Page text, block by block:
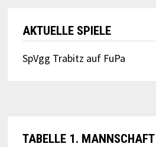
AKTUELLE SPIELE
SpVgg Trabitz auf FuPa
TABELLE 1. MANNSCHAFT